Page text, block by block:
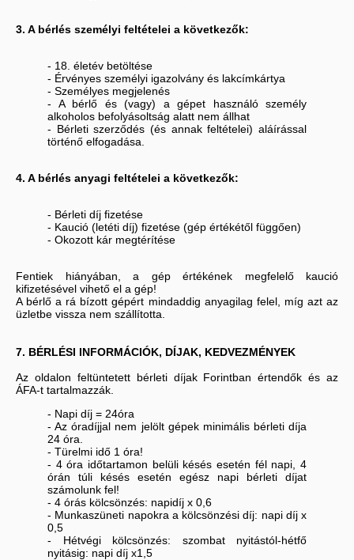
3. A bérlés személyi feltételei a következők:
- 18. életév betöltése
- Érvényes személyi igazolvány és lakcímkártya
- Személyes megjelenés
- A bérlő és (vagy) a gépet használó személy
alkoholos befolyásoltság alatt nem állhat
- Bérleti szerződés (és annak feltételei) aláírással
történő elfogadása.
4. A bérlés anyagi feltételei a következők:
- Bérleti díj fizetése
- Kaució (letéti díj) fizetése (gép értékétől függően)
- Okozott kár megtérítése
Fentiek hiányában, a gép értékének megfelelő kaució
kifizetésével vihető el a gép!
A bérlő a rá bízott gépért mindaddig anyagilag felel, míg azt az
üzletbe vissza nem szállította.
7. BÉRLÉSI INFORMÁCIÓK, DÍJAK, KEDVEZMÉNYEK
Az oldalon feltüntetett bérleti díjak Forintban értendők és az
ÁFA-t tartalmazzák.
- Napi díj = 24óra
- Az óradíjjal nem jelölt gépek minimális bérleti díja
24 óra.
- Türelmi idő 1 óra!
- 4 óra időtartamon belüli késés esetén fél napi, 4
órán túli késés esetén egész napi bérleti díjat
számolunk fel!
- 4 órás kölcsönzés: napidíj x 0,6
- Munkaszüneti napokra a kölcsönzési díj: napi díj x
0,5
- Hétvégi kölcsönzés: szombat nyitástól-hétfő
nyitásig: napi díj x1,5